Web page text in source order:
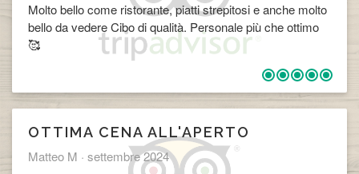
Molto bello come ristorante, piatti strepitosi e anche molto
bello da vedere Cibo di qualità. Personale più che ottimo
🥰
OTTIMA CENA ALL'APERTO
Matteo M · settembre 2024